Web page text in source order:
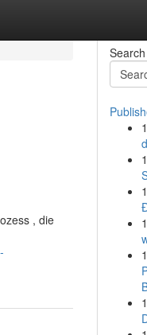
, die
Search
1
1
1
1
1
1